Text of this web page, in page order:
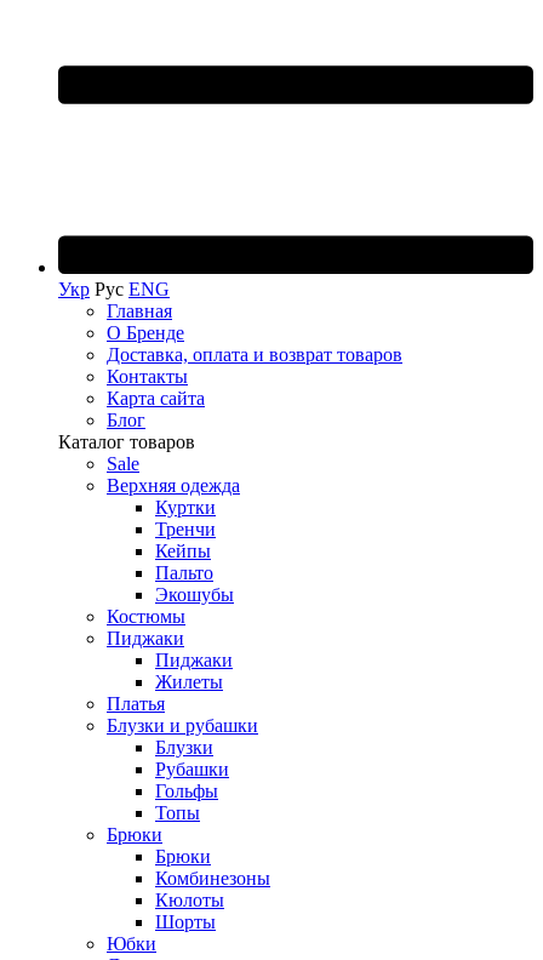
Укр Рус ENG
Главная
О Бренде
Доставка, оплата и возврат товаров
Контакты
Карта сайта
Блог
Каталог товаров
Sale
Верхняя одежда
Куртки
Тренчи
Кейпы
Пальто
Экошубы
Костюмы
Пиджаки
Пиджаки
Жилеты
Платья
Блузки и рубашки
Блузки
Рубашки
Гольфы
Топы
Брюки
Брюки
Комбинезоны
Кюлоты
Шорты
Юбки